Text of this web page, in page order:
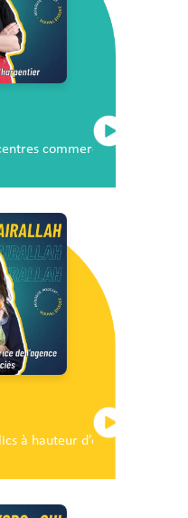
commerciaux de demain
à hauteur d’enfants